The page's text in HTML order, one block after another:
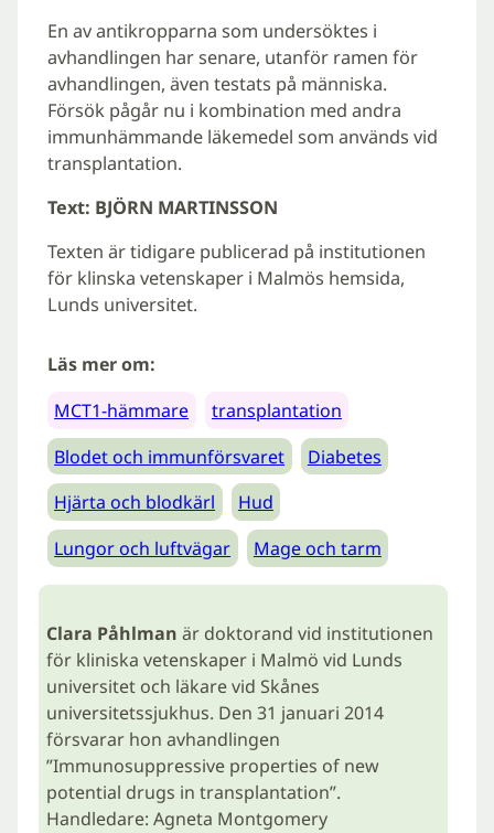
En av antikropparna som undersöktes i
avhandlingen har senare, utanför ramen för
avhandlingen, även testats på människa.
Försök pågår nu i kombination med andra
immunhämmande läkemedel som används vid
transplantation.
Text: BJÖRN MARTINSSON
Texten är tidigare publicerad på institutionen
för klinska vetenskaper i Malmös hemsida,
Lunds universitet.
Läs mer om:
MCT1-hämmare
transplantation
Blodet och immunförsvaret
Diabetes
Hjärta och blodkärl
Hud
Lungor och luftvägar
Mage och tarm
Clara Påhlman är doktorand vid institutionen
för kliniska vetenskaper i Malmö vid Lunds
universitet och läkare vid Skånes
universitetssjukhus. Den 31 januari 2014
försvarar hon avhandlingen
”Immunosuppressive properties of new
potential drugs in transplantation”.
Handledare: Agneta Montgomery